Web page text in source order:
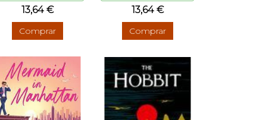
13,64 €
Comprar
13,64 €
Comprar